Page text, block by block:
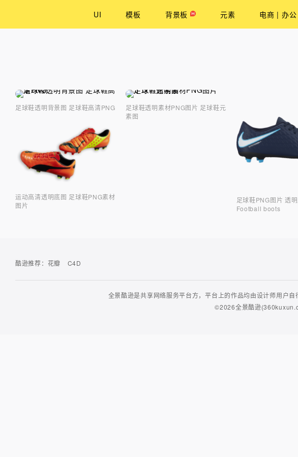
UI 模板 背景板 元素 电商 | 办
足球鞋透明背景图 足球鞋高清PNG
运动高清透明底图 足球鞋PNG素材
图片
足球鞋透明素材PNG图片 足球鞋元
素图
足球鞋PNG图片 透
Football boots
酷逊推荐： 花瓣 C4D
全景酷逊是共享网络服务平台方，平台上的作品均由设计师用户
©2026全景酷逊